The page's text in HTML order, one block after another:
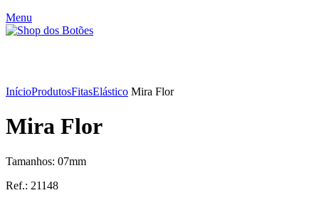
Menu
InícioProdutosFitasElástico Mira Flor
Mira Flor
Tamanhos: 07mm
Ref.: 21148